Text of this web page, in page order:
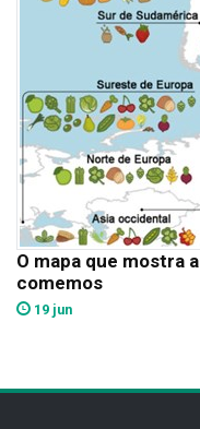
O mapa que mostra
comemos
19 jun